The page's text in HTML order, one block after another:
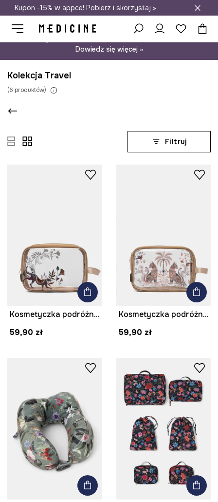
Darmowa dostawa do salonów
Kupon -15% w appce! Pobierz i skorzystaj »
Dowiedz się więcej »
Kolekcja Travel
(6 produktów)
Filtruj
Kosmetyczka podróżna transparentna
59,90 zł
Kosmetyczka podróżna transparentna
59,90 zł